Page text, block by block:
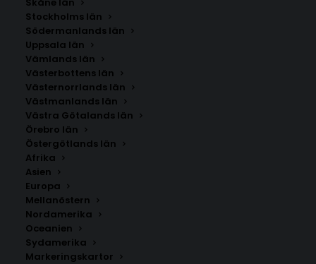
Stockholms län
Södermanlands län
Uppsala län
Vämlands län
Västerbottens län
Västernorrlands län
Västmanlands län
Västra Götalands län
Örebro län
Östergötlands län
Afrika
Asien
Europa
Mellanöstern
Nordamerika
Oceanien
Sydamerika
Markeringskartor
Gjakova
Storlek
Stil
350.00 kr